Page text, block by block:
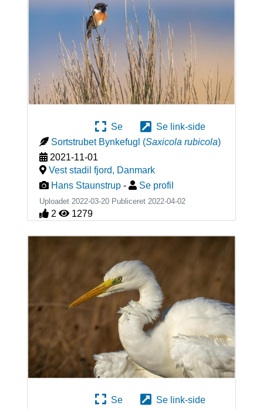
Se
Se link-side
Sortstrubet Bynkefugl (Saxicola rubicola)
2021-11-01
Vest stadil fjord, Danmark
Hans Staunstrup - Se profil
Uploadet 2022-03-20 Publiceret 2022-04-02
2 1279
Se
Se link-side